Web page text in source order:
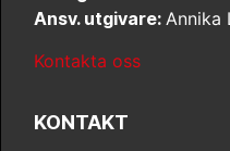
Ansv. utgivare: Annika
Kontakta oss
KONTAKT